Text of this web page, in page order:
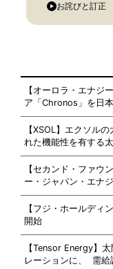
お詫びと訂正
【オーロラ・エナジ
ア「Chronos」を日
【XSOL】エクソル
れた機能性を有する
【セカンド・ファウ
ー・ジャパン・エナ
【フジ・ホールディ
開始
【Tensor Energy】
レーションに、 需